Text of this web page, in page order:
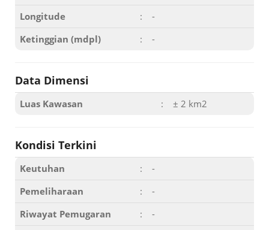
Longitude
:
-
Ketinggian (mdpl)
: -
Data Dimensi
Luas Kawasan : ± 2 km2
Kondisi Terkini
Keutuhan :
-
Pemeliharaan
:
-
Riwayat Pemugaran
:
-